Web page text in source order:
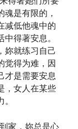
是有限的，
减低他魂中的
得著安息。
妳就练习自己
觉得为难，因
才是需要安息
，女人在某些
家，妳总是心